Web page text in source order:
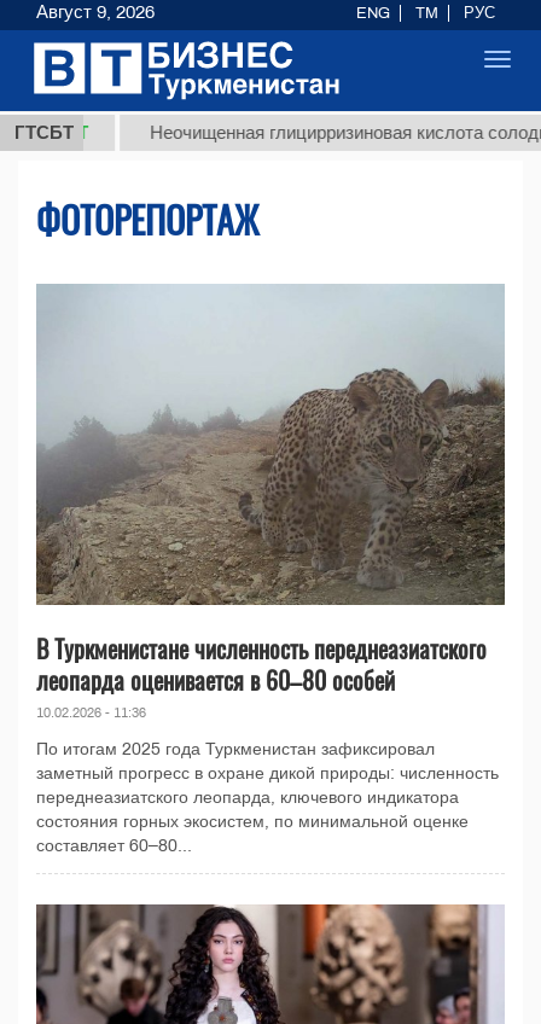
ГТСБТНеочищенная глицирризиновая кислота солодкового
ФОТОРЕПОРТАЖ
В Туркменистане численность переднеазиатского
леопарда оценивается в 60–80 особей
10.02.2026 - 11:36
По итогам 2025 года Туркменистан зафиксировал
заметный прогресс в охране дикой природы: численность
переднеазиатского леопарда, ключевого индикатора
состояния горных экосистем, по минимальной оценке
составляет 60–80...
Август 9, 2026 ENG TM РУС